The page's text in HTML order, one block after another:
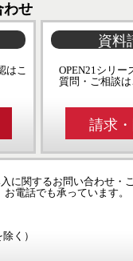
わせ
はこ
資料
OPEN21シリ
質問・ご相談は
請求
に関するお問い合わせ・
電話でも承っています。
く）